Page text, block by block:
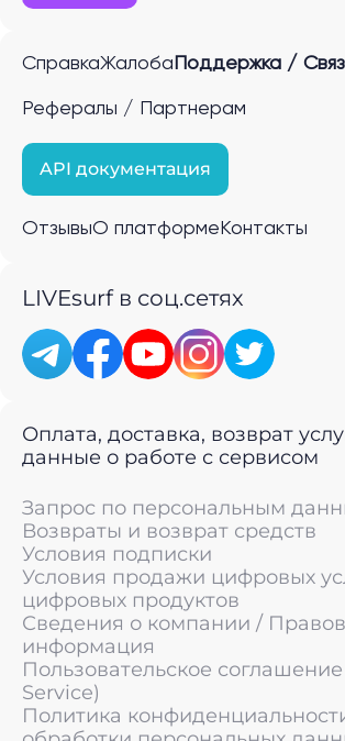
СправкаЖалоба Поддержка /
Рефералы / Партнерам
API документация
ОтзывыО платформе Контакты
LIVEsurf в соц.сетях
Оплата, доставка, возврат
данные о работе с сервисом
Запрос по персональным
Возвраты и возврат средств
Условия подписки
Условия продажи цифровых
цифровых продуктов
Сведения о компании /
информация
Пользовательское
Service)
Политика